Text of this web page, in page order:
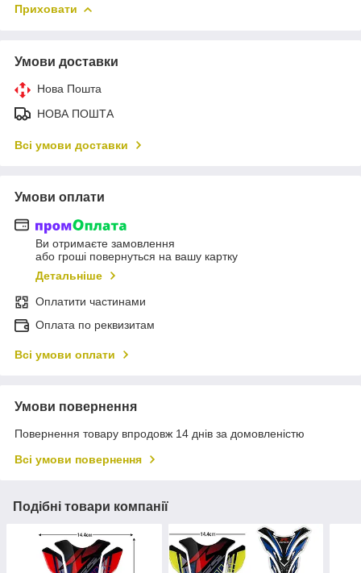
Приховати
Умови доставки
Нова Пошта
НОВА ПОШТА
Всі умови доставки
Умови оплати
Ви отримаєте замовлення
або гроші повернуться на вашу картку
Детальніше
Оплатити частинами
Оплата по реквизитам
Всі умови оплати
Умови повернення
Повернення товару впродовж 14 днів за домовленістю
Всі умови повернення
Подібні товари компанії